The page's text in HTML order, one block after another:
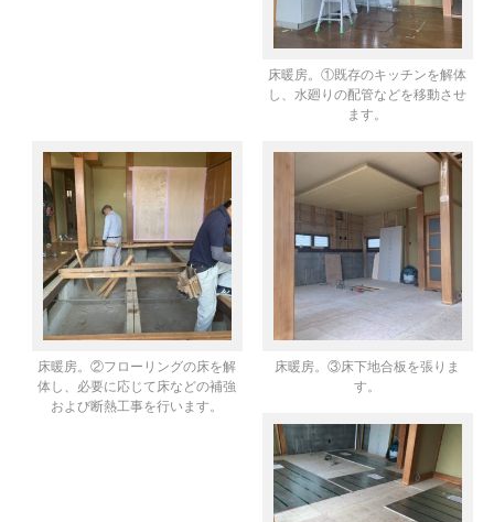
床暖房。①既存のキッチンを解体
し、水廻りの配管などを移動させ
ます。
床暖房。②フローリングの床を解
体し、必要に応じて床などの補強
および断熱工事を行います。
床暖房。③床下地合板を張りま
す。